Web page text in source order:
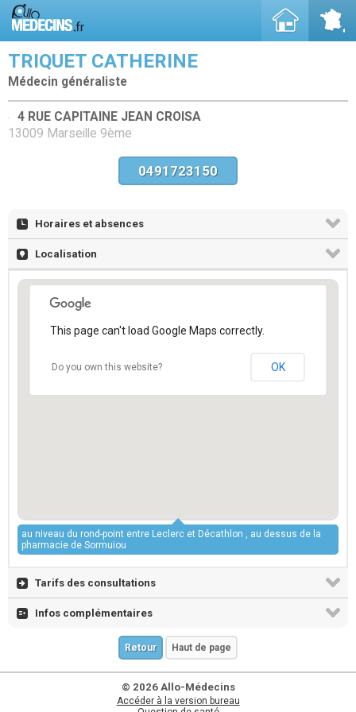
TRIQUET CATHERINE
Médecin généraliste
4 RUE CAPITAINE JEAN CROISA
13009 Marseille 9ème
0491723150
Horaires et absences
Localisation
This page can't load Google Maps correctly.
Do you own this website? OK
au niveau du rond-point entre Leclerc et Décathlon , au dessus de la
pharmacie de Sormuiou
Tarifs des consultations
Infos complémentaires
Retour Haut de page
© 2026 Allo-Médecins
Accéder à la version bureau